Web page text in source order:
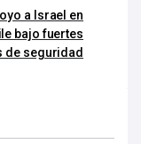
a Israel en
bajo fuertes
de seguridad